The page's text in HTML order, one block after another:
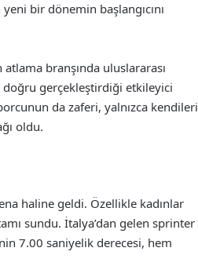
yeni bir dönemin başlangıcını
branşında uluslararası
doğru gerçekleştirdiği etkileyici
da zaferi, yalnızca kendileri
oldu.
haline geldi. Özellikle kadınlar
sundu. İtalya’dan gelen sprinter
7.00 saniyelik derecesi, hem